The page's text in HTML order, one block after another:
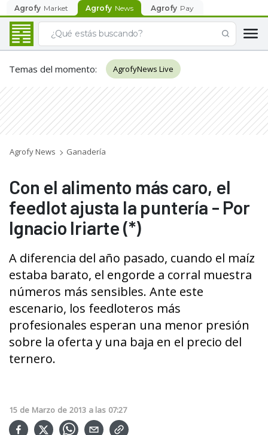
Agrofy Market Agrofy News Agrofy Pay
Temas del momento: AgrofyNews Live
Agrofy News Ganadería
Con el alimento más caro, el
feedlot ajusta la puntería - Por
Ignacio Iriarte (*)
A diferencia del año pasado, cuando el maíz
estaba barato, el engorde a corral muestra
números más sensibles. Ante este
escenario, los feedloteros más
profesionales esperan una menor presión
sobre la oferta y una baja en el precio del
ternero.
15 de Marzo de 2013 a las 07:27